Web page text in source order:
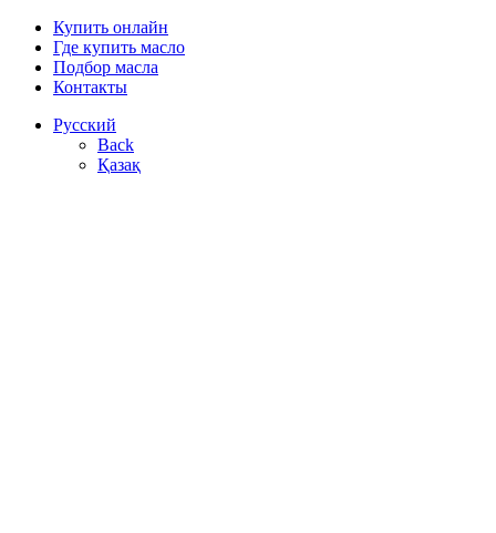
Купить онлайн
Где купить масло
Подбор масла
Контакты
Русский
Back
Қазақ